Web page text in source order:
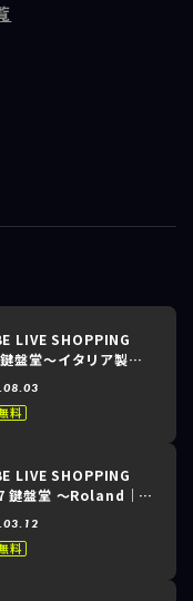
ーディオンが欲しい
LIVE SHOPPING
盤堂～イタリア製ア
TURBO～
料
LIVE SHOPPING
鍵盤堂 ～Roland｜定
接比較！ステージキー
料